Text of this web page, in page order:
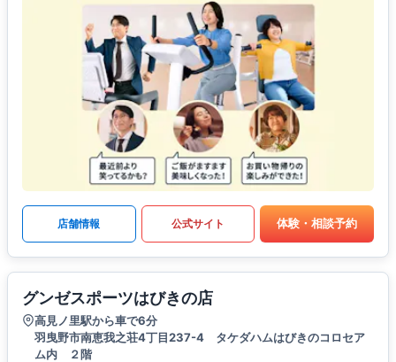
店舗情報 公式サイト 体験・相談予約
グンゼスポーツはびきの店
高見ノ里駅から車で6分
羽曳野市南恵我之荘4丁目237-4 タケダハムはびきのコロセア
ム内 ２階